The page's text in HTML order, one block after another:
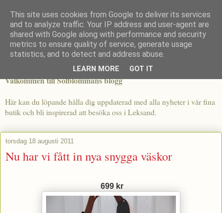
Välkommen till Solblommans blogg
Här kan du löpande hålla dig uppdaterad med alla nyheter i vår fina
butik och bli inspirerad att besöka oss i Leksand.
torsdag 18 augusti 2011
Nu har vi fått in nya snygga väskor
699 kr
This site uses cookies from Google to deliver its services
and to analyze traffic. Your IP address and user-agent are
shared with Google along with performance and security
metrics to ensure quality of service, generate usage
statistics, and to detect and address abuse.
LEARN MORE GOT IT